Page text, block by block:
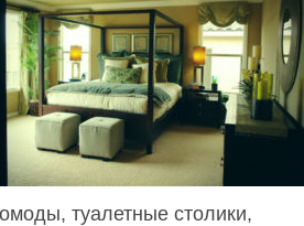
туалетные столики,